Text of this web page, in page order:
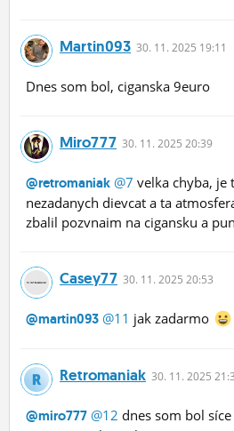
Martin093 30. 11. 2025 19:11
Dnes som bol, ciganska 9euro
Miro777 30. 11. 2025 20:39
@retromaniak @7 velka chyba, je
nezadanych dievcat a ta
zbalil pozvnaim na cigansku a
Casey77 30. 11. 2025 20:53
@martin093 @11 jak zadarmo
Retromaniak 30. 11. 2025
@miro777 @12 dnes som bol